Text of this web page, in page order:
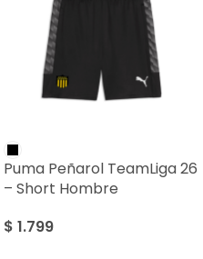
Puma Peñarol TeamLiga 26
– Short Hombre
$ 1.799